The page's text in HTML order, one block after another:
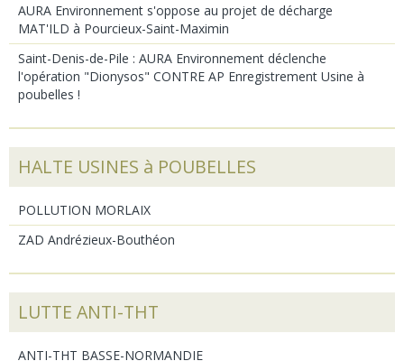
AURA Environnement s'oppose au projet de décharge
MAT'ILD à Pourcieux-Saint-Maximin
Saint-Denis-de-Pile : AURA Environnement déclenche
l'opération "Dionysos" CONTRE AP Enregistrement Usine à
poubelles !
HALTE USINES à POUBELLES
POLLUTION MORLAIX
ZAD Andrézieux-Bouthéon
LUTTE ANTI-THT
ANTI-THT BASSE-NORMANDIE